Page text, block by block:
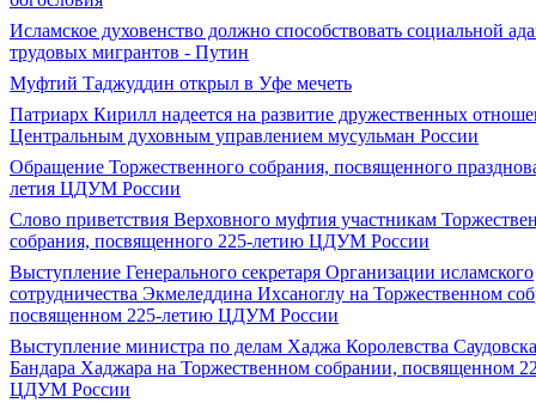
Исламское духовенство должно способствовать социальной
трудовых мигрантов - Путин
Муфтий Таджуддин открыл в Уфе мечеть
Патриарх Кирилл надеется на развитие дружественных
Центральным духовным управлением мусульман России
Обращение Торжественного собрания, посвященного
летия ЦДУМ России
Слово приветствия Верховного муфтия участникам
собрания, посвященного 225-летию ЦДУМ России
Выступление Генерального секретаря Организации исламского
сотрудничества Экмеледдина Ихсаноглу на Торжественном
посвященном 225-летию ЦДУМ России
Выступление министра по делам Хаджа Королевства
Бандара Хаджара на Торжественном собрании, посвященном
ЦДУМ России